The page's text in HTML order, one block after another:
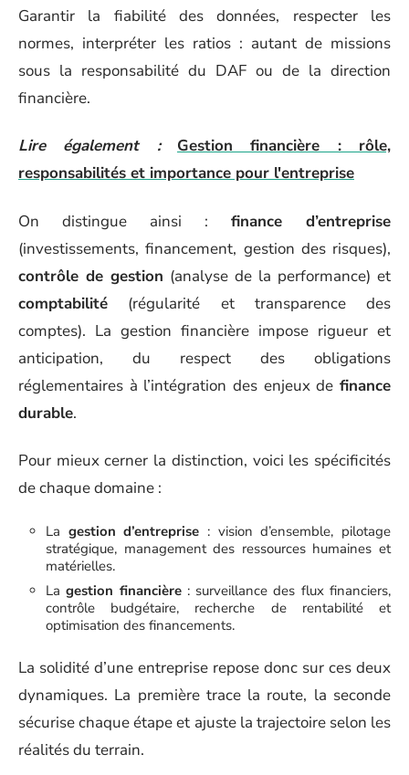
Garantir la fiabilité des données, respecter les
normes, interpréter les ratios : autant de missions
sous la responsabilité du DAF ou de la direction
financière.
Lire également :
Gestion financière : rôle,
responsabilités et importance pour l'entreprise
On distingue ainsi : finance d’entreprise
(investissements, financement, gestion des risques),
contrôle de gestion (analyse de la performance) et
comptabilité (régularité et transparence des
comptes). La gestion financière impose rigueur et
anticipation, du respect des obligations
réglementaires à l’intégration des enjeux de finance
durable.
Pour mieux cerner la distinction, voici les spécificités
de chaque domaine :
La gestion d’entreprise : vision d’ensemble, pilotage
stratégique, management des ressources humaines et
matérielles.
Lagestion financière: surveillance des flux financiers,
contrôle budgétaire, recherche de rentabilité et
optimisation des financements.
La solidité d’une entreprise repose donc sur ces deux
dynamiques. La première trace la route, la seconde
sécurise chaque étape et ajuste la trajectoire selon les
réalités du terrain.